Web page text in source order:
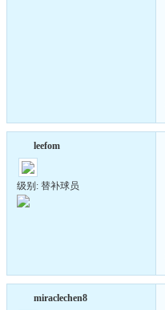
leefom
级别: 替补球员
miraclechen8